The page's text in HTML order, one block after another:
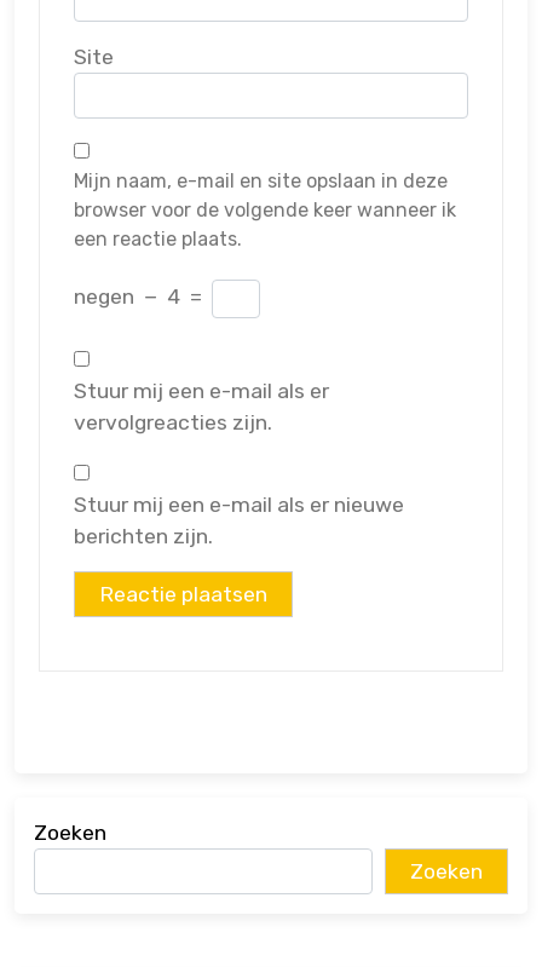
Site
Mijn naam, e-mail en site opslaan in deze
browser voor de volgende keer wanneer ik
een reactie plaats.
negen − 4 =
Stuur mij een e-mail als er
vervolgreacties zijn.
Stuur mij een e-mail als er nieuwe
berichten zijn.
Zoeken
Zoeken